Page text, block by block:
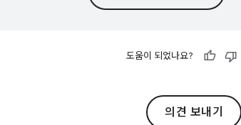
도움이 되었나요?
의견 보내기